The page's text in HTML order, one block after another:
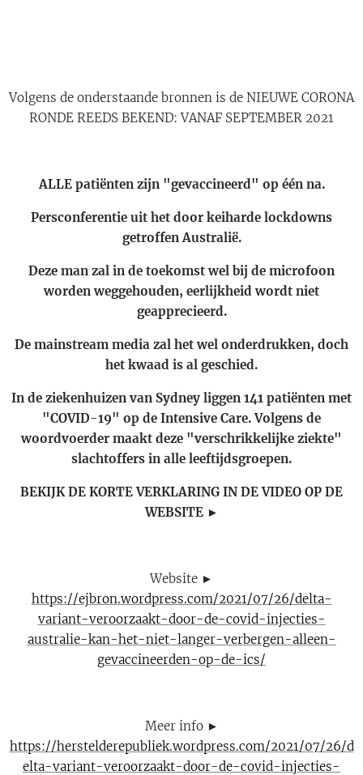
Volgens de onderstaande bronnen is de NIEUWE CORONA
RONDE REEDS BEKEND: VANAF SEPTEMBER 2021
ALLE patiënten zijn "gevaccineerd" op één na.
Persconferentie uit het door keiharde lockdowns
getroffen Australië.
Deze man zal in de toekomst wel bij de microfoon
worden weggehouden, eerlijkheid wordt niet
geapprecieerd.
De mainstream media zal het wel onderdrukken, doch
het kwaad is al geschied.
In de ziekenhuizen van Sydney liggen 141 patiënten met
"COVID-19" op de Intensive Care. Volgens de
woordvoerder maakt deze "verschrikkelijke ziekte"
slachtoffers in alle leeftijdsgroepen.
BEKIJK DE KORTE VERKLARING IN DE VIDEO OP DE
WEBSITE ►
Website ►
https://ejbron.wordpress.com/2021/07/26/delta-
variant-veroorzaakt-door-de-covid-injecties-
australie-kan-het-niet-langer-verbergen-alleen-
gevaccineerden-op-de-ics/
Meer info ►
https://herstelderepubliek.wordpress.com/2021/07/26/d
elta-variant-veroorzaakt-door-de-covid-injecties-